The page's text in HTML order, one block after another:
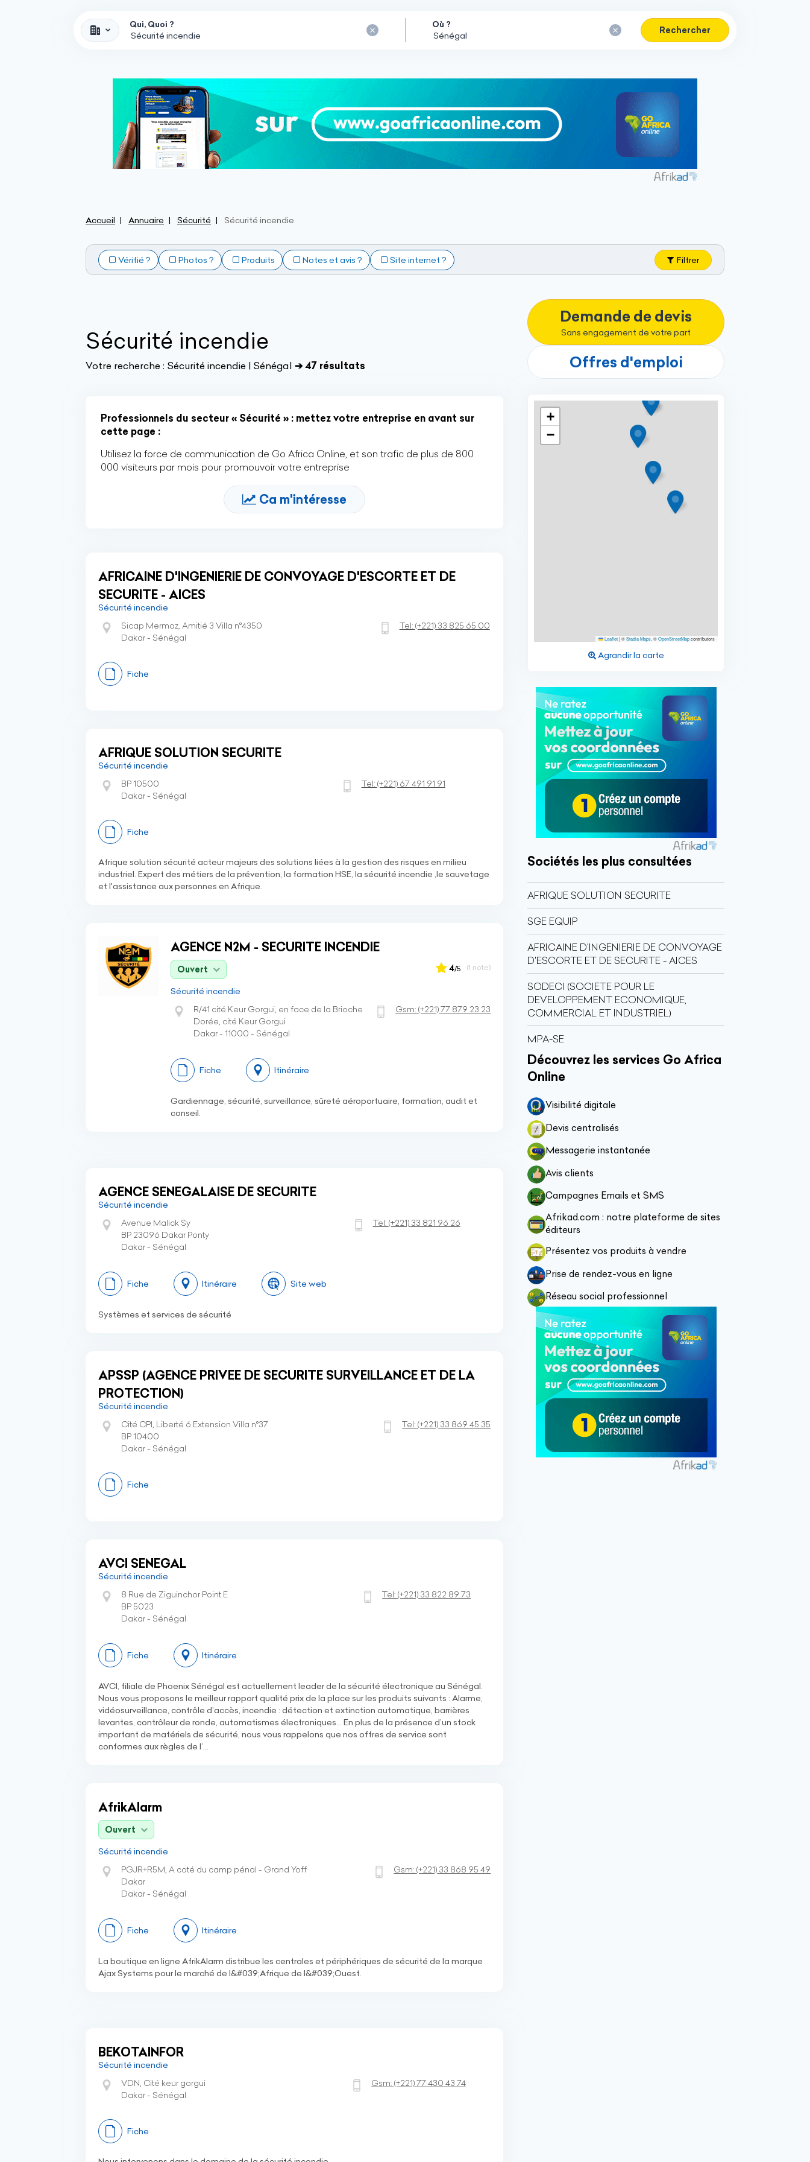
Qui, Quoi ? Où ?
Rechercher
Accueil Annuaire Sécurité Sécurité incendie
Vérifié ? Photos ? Produits Notes et avis ? Site internet ? Filtrer
Sécurité incendie
Votre recherche : Sécurité incendie | Sénégal ➔ 47 résultats
Professionnels du secteur « Sécurité » : mettez votre entreprise en avant sur
cette page :
Utilisez la force de communication de Go Africa Online, et son trafic de plus de 800
000 visiteurs par mois pour promouvoir votre entreprise
Ca m'intéresse
AFRICAINE D'INGENIERIE DE CONVOYAGE D'ESCORTE ET DE
SECURITE - AICES
Sécurité incendie
Sicap Mermoz, Amitié 3 Villa n°4350
Dakar - Sénégal
Tel: (+221) 33 825 65 00
Fiche
AFRIQUE SOLUTION SECURITE
Sécurité incendie
BP 10500
Dakar - Sénégal
Tel: (+221) 67 491 91 91
Fiche
Afrique solution sécurité acteur majeurs des solutions liées à la gestion des risques en milieu
industriel. Expert des métiers de la prévention, la formation HSE, la sécurité incendie ,le sauvetage
et l'assistance aux personnes en Afrique.
AGENCE N2M - SECURITE INCENDIE
Ouvert
Sécurité incendie
4/5 (1 note)
R/41 cité Keur Gorgui, en face de la Brioche
Dorée, cité Keur Gorgui
Dakar - 11000 - Sénégal
Gsm:(+221)77 879 23 23
Fiche Itinéraire
Gardiennage, sécurité, surveillance, sûreté aéroportuaire, formation, audit et
conseil.
AGENCE SENEGALAISE DE SECURITE
Sécurité incendie
Avenue Malick Sy
BP 23096 Dakar Ponty
Dakar - Sénégal
Tel: (+221) 33 821 96 26
Fiche Itinéraire Site web
Systèmes et services de sécurité
APSSP (AGENCE PRIVEE DE SECURITE SURVEILLANCE ET DE LA
PROTECTION)
Sécurité incendie
Cité CPI, Liberté 6 Extension Villa n°37
BP 10400
Dakar - Sénégal
Tel:(+221) 33 869 45 35
Fiche
AVCI SENEGAL
Sécurité incendie
8 Rue de Ziguinchor Point E
BP 5023
Dakar - Sénégal
Tel:(+221) 33 822 89 73
Fiche Itinéraire
AVCI, filiale de Phoenix Sénégal est actuellement leader de la sécurité électronique au Sénégal.
Nous vous proposons le meilleur rapport qualité prix de la place sur les produits suivants : Alarme,
vidéosurveillance, contrôle d’accès, incendie : détection et extinction automatique, barrières
levantes, contrôleur de ronde, automatismes électroniques… En plus de la présence d’un stock
important de matériels de sécurité, nous vous rappelons que nos offres de service sont
conformes aux règles de l’...
AfrikAlarm
Ouvert
Sécurité incendie
PGJR+R5M, A coté du camp pénal - Grand Yoff
Dakar
Dakar - Sénégal
Gsm:(+221) 33 868 95 49
Fiche Itinéraire
La boutique en ligne AfrikAlarm distribue les centrales et périphériques de sécurité de la marque
Ajax Systems pour le marché de l&#039;Afrique de l&#039;Ouest.
BEKOTAINFOR
Sécurité incendie
VDN, Cité keur gorgui
Dakar - Sénégal
Gsm: (+221)77 430 43 74
Fiche
Demande de devis
Sans engagement de votre part
Offres d'emploi
+
−
Leaflet|©Stadia Maps, ©OpenStreetMapcontributors
Agrandir la carte
Sociétés les plus consultées
AFRIQUE SOLUTION SECURITE
SGE EQUIP
AFRICAINE D'INGENIERIE DE CONVOYAGE
D'ESCORTE ET DE SECURITE - AICES
SODECI (SOCIETE POUR LE
DEVELOPPEMENT ECONOMIQUE,
COMMERCIAL ET INDUSTRIEL)
MPA-SE
Découvrez les services Go Africa
Online
Visibilité digitale
Devis centralisés
Messagerie instantanée
Avis clients
Campagnes Emails et SMS
Afrikad.com : notre plateforme de sites
éditeurs
Présentez vos produits à vendre
Prise de rendez-vous en ligne
Réseau social professionnel